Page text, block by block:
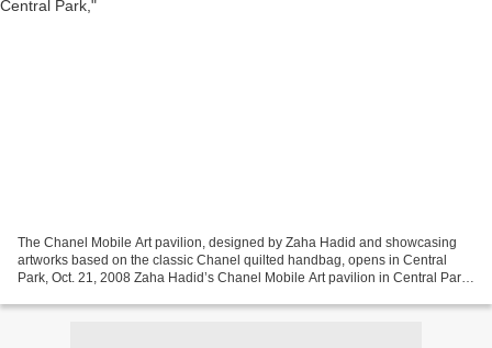
The Chanel Mobile Art pavilion, designed by Zaha Hadid and showcasing
artworks based on the classic Chanel quilted handbag, opens in Central
Park, Oct. 21, 2008 Zaha Hadid’s Chanel Mobile Art pavilion in Central Park